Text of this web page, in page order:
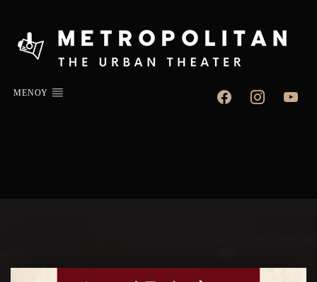
ΜΕΝΟΥ facebookinstagramyoutube